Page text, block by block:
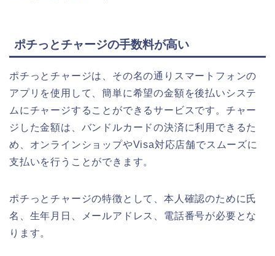
ポチっとチャージの手数料が高い
ポチっとチャージは、その名の通りスマートフォンの
アプリを使用して、簡単に希望の金額を後払いシステ
ムにチャージすることができるサービスです。チャー
ジした金額は、バンドルカードの決済に利用できるた
め、オンラインショップやVisa対応店舗でスムーズに
支払いを行うことができます。
ポチっとチャージの特徴として、本人確認のために氏
名、生年月日、メールアドレス、電話番号が必要とな
ります。